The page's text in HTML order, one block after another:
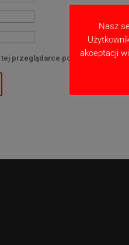
tej przeglądarce podczas pisania
Nasz
akceptacji